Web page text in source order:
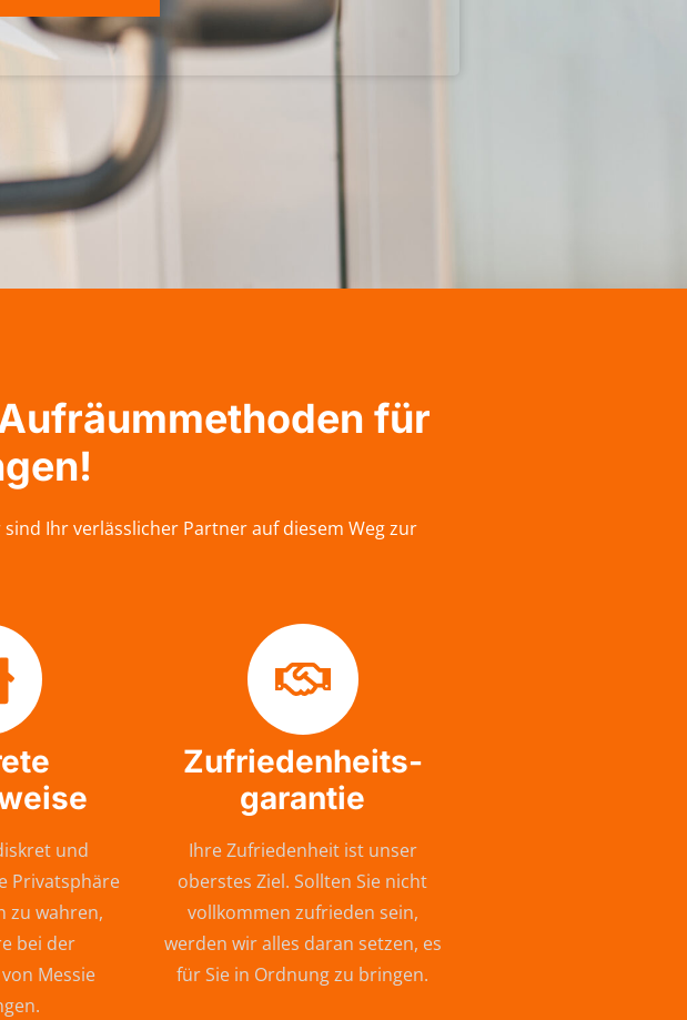
für
Ihr verlässlicher Partner auf diesem Weg zur
und
Privatsphäre
zu wahren,
bei der
Messie
Zufriedenheits-
garantie
Ihre Zufriedenheit ist unser
oberstes Ziel. Sollten Sie nicht
vollkommen zufrieden sein,
werden wir alles daran setzen, es
für Sie in Ordnung zu bringen.